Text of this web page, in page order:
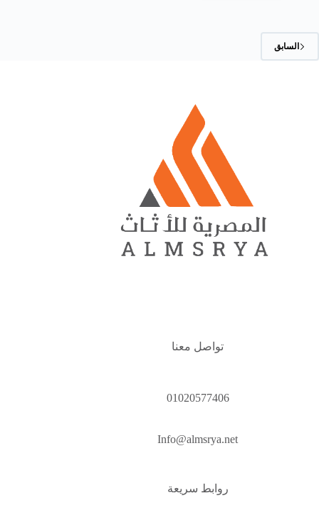
السابق
تواصل معنا
01020577406
Info@almsrya.net
روابط سريعة